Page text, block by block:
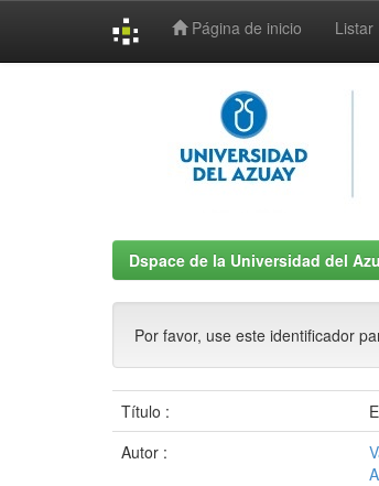
Página de inicio Listar
Dspace de la Universidad del
Por favor, use este identificador
Título :
Autor :